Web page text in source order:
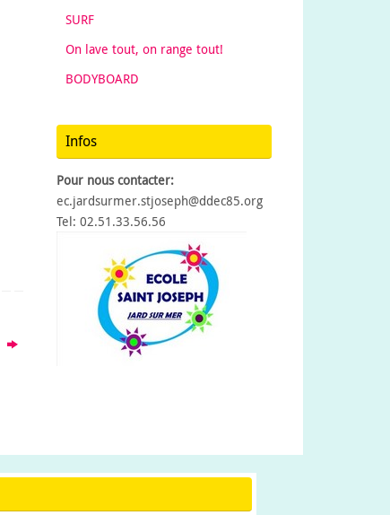
SURF
On lave tout, on range tout!
BODYBOARD
Infos
Pour nous contacter:
ec.jardsurmer.stjoseph@ddec85.org
Tel: 02.51.33.56.56